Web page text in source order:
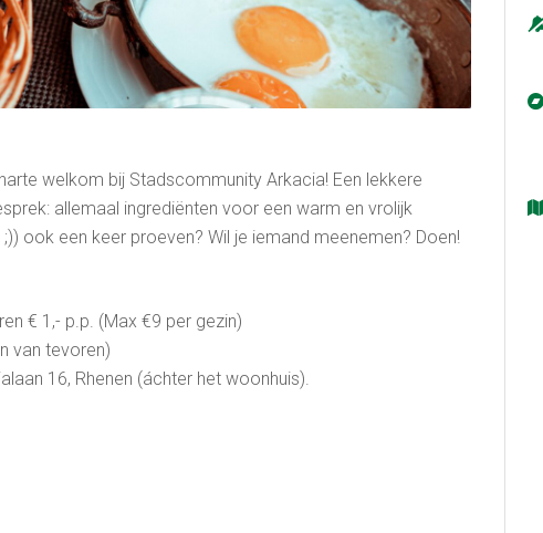
welkom bij Stadscommunity Arkacia! Een lekkere
allemaal ingrediënten voor een warm en vrolijk
ook een keer proeven? Wil je iemand meenemen? Doen!
€ 1,- p.p. (Max €9 per gezin)
van tevoren)
16, Rhenen (áchter het woonhuis).